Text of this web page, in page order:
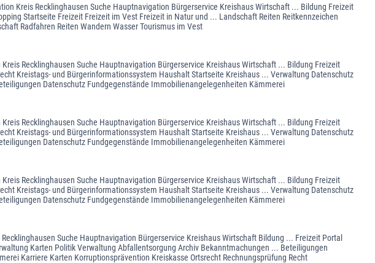
Kreis Recklinghausen Suche Hauptnavigation Bürgerservice Kreishaus Wirtschaft ... Bildung Freizeit
Startseite Freizeit Freizeit im Vest Freizeit in Natur und ... Landschaft Reiten Reitkennzeichen
Radfahren Reiten Wandern Wasser Tourismus im Vest
Recklinghausen Suche Hauptnavigation Bürgerservice Kreishaus Wirtschaft ... Bildung Freizeit
Kreistags- und Bürgerinformationssystem Haushalt Startseite Kreishaus ... Verwaltung Datenschutz
Datenschutz Fundgegenstände Immobilienangelegenheiten Kämmerei
Recklinghausen Suche Hauptnavigation Bürgerservice Kreishaus Wirtschaft ... Bildung Freizeit
Kreistags- und Bürgerinformationssystem Haushalt Startseite Kreishaus ... Verwaltung Datenschutz
Datenschutz Fundgegenstände Immobilienangelegenheiten Kämmerei
Recklinghausen Suche Hauptnavigation Bürgerservice Kreishaus Wirtschaft ... Bildung Freizeit
Kreistags- und Bürgerinformationssystem Haushalt Startseite Kreishaus ... Verwaltung Datenschutz
Datenschutz Fundgegenstände Immobilienangelegenheiten Kämmerei
Suche Hauptnavigation Bürgerservice Kreishaus Wirtschaft Bildung ... Freizeit Portal
Karten Politik Verwaltung Abfallentsorgung Archiv Bekanntmachungen ... Beteiligungen
Karriere Karten Korruptionsprävention Kreiskasse Ortsrecht Rechnungsprüfung Recht